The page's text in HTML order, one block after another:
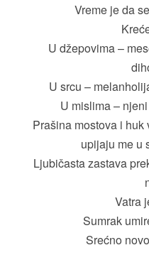
Vreme je da
U džepovima –
U srcu –
U mislima –
Prašina mostova i
upijaju me u
Ljubičasta zastava
Vatra
Sumrak
Srećno